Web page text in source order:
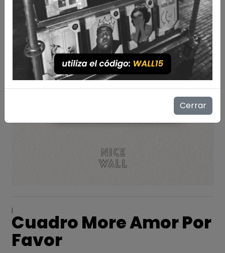
|
Cuadro More Amor Por
Favor
Cerrar